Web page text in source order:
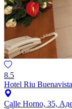
8.5
Hotel Riu
Calle Horno, 35,